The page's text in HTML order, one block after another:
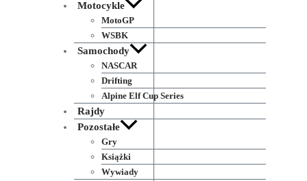
Motocykle
MotoGP
WSBK
Samochody
NASCAR
Drifting
Alpine Elf Cup Series
Rajdy
Pozostałe
Gry
Książki
Wywiady